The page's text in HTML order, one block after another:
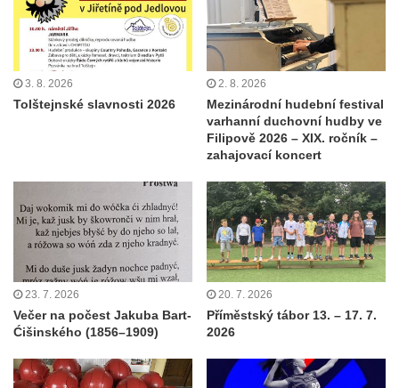
3. 8. 2026
Tolštejnské slavnosti 2026
2. 8. 2026
Mezinárodní hudební festival
varhanní duchovní hudby ve
Filipově 2026 – XIX. ročník –
zahajovací koncert
23. 7. 2026
Večer na počest Jakuba Bart-
Ćišinského (1856–1909)
20. 7. 2026
Příměstský tábor 13. – 17. 7.
2026